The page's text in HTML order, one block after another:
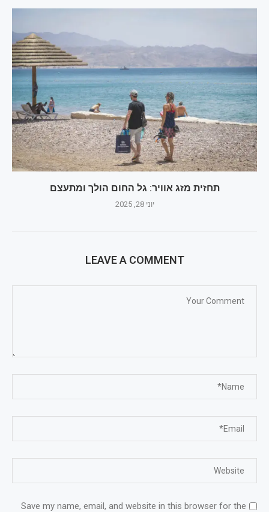
תחזית מזג אוויר: גל החום הולך ומתעצם
יוני 28, 2025
LEAVE A COMMENT
Save my name, email, and website in this browser for the